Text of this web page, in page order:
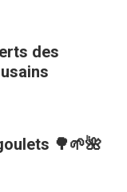
des
🌳🌱🌺